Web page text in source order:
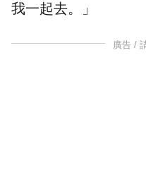
我一起去。」
廣告 /